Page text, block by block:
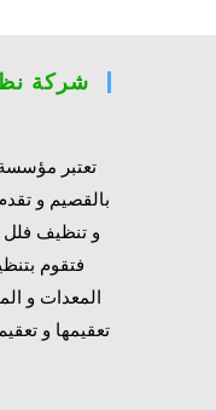
شركة
تعتبر
بالقصيم و
و تنظيف
فتقوم
المعدات و
تعقيمها و